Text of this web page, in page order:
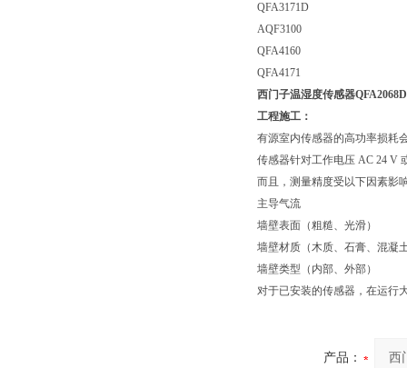
QFA3171D
AQF3100
QFA4160
QFA4171
西门子温湿度传感器
工程施工：
有源室内传感器的高功率损耗
传感器针对工作电压 AC 24 V
而且，测量精度受以下因素影
主导气流
墙壁表面（粗糙、光滑）
墙壁材质（木质、石膏、混凝
墙壁类型（内部、外部）
对于已安装的传感器，在运行
产品：